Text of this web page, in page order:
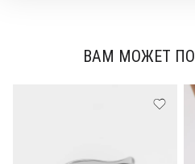
ВАМ МОЖЕТ